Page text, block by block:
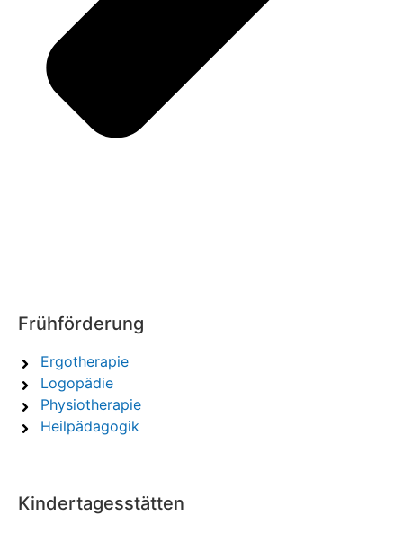
Frühförderung
Ergotherapie
Logopädie
Physiotherapie
Heilpädagogik
Kindertagesstätten